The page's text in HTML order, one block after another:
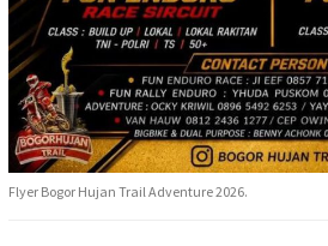
Flyer Bogor Hujan Trail Adventure 2026.